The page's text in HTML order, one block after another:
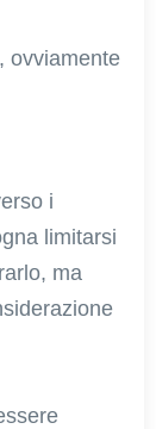
ovviamente
i
limitarsi
ma